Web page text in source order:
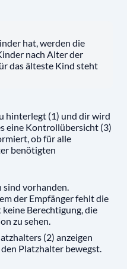
hat, werden die
nach Alter der
das älteste Kind steht
hinterlegt (1) und dir wird
eine Kontrollübersicht (3)
ob für alle
benötigten
vorhanden.
der Empfänger fehlt die
Berechtigung, die
zu sehen.
(2) anzeigen
Platzhalter bewegst.